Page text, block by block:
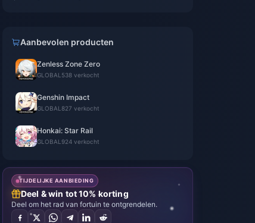
Aanbevolen producten
Zenless Zone Zero
GLOBAL 538 verkocht
Genshin Impact
GLOBAL 827 verkocht
Honkai: Star Rail
GLOBAL 924 verkocht
TIJDELIJKE AANBIEDING
Deel & win tot 10% korting
Deel om het rad van fortuin te ontgrendelen.